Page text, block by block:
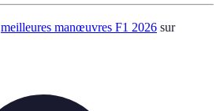
meilleures manœuvres F1 2026 sur